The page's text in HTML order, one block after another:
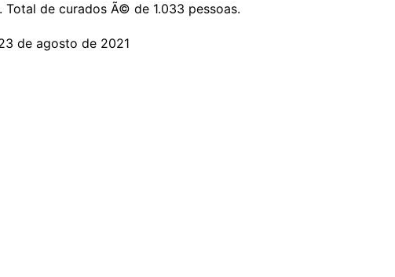
Total de curados Ã© de 1.033 pessoas.
de agosto de 2021